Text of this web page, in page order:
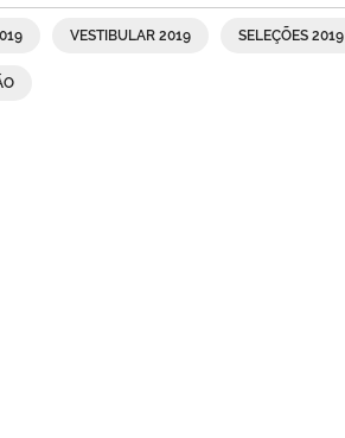
VESTIBULAR 2019 SELEÇÕES 2019